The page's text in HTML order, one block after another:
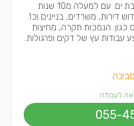
אלדד שרידק, קבלן צבע וגבס בבת ים. עם למעלה מ10 שנות
דירות, משרדים, בניינים וכו'.
כגון: הנמכות תקרה, מחיצות
עבודות עץ של דקים ופרגולות.
לעבודה
055-